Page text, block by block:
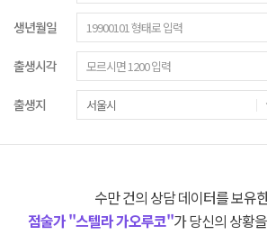
생년월일
출생시각
출생지
수만 건의 상담 데이터를 보유
점술가 "스텔라 가오루코"가 당신의 상황